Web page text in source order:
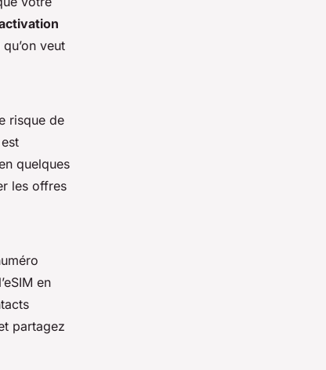
veut
risque de
quelques
les offres
en
partagez